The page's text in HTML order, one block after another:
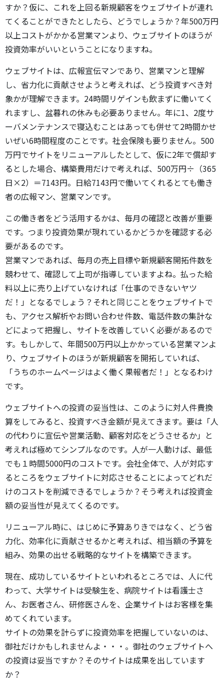
すか？仮に、これを上回る新規顧客をウェブサイトが連れ
てくることができたとしたら、どうでしょうか？年500万円
以上コストがかかる営業マンより、ウェブサイトのほうが
投資効率がいいということになりますね。
ウェブサイトは、広報宣伝マンであり、営業マンと理解
し、省力化に貢献させようと考えれば、どう投資すべき対
象かが理解できます。24時間リゲインも飲まずに働いてく
れますし、盆暮れの休みも必要ありません。年に1、2度サ
ーバメンテナンスで寝込むことはあっても併せて2時間かせ
いぜい6時間程度のことです。社会保険も要りません。500
万円でサイトをリニューアルしたとして、仮に2年で償却す
るとした場合、構築費用だけで考えれば、500万円÷（365
日×2）＝7143円。日給7143円で働いてくれるとても働き
者の広報マン、営業マンです。
この働き者をどう活用するかは、毎月の確認と改善が重要
です。つまり投資効果が現れているかどうかを確認する必
要があるのです。
営業マンであれば、毎月の売上目標や新規顧客開拓件数を
競わせて、確認して上司が指導していますよね。払った給
料以上に売り上げていなければ「仕事のできないヤツ
だ！」となるでしょう？それと同じことをウェブサイトで
も、アクセス解析やお問い合わせ件数、電話件数の集計な
どによって把握し、サイトを改善していく必要があるので
す。もしかして、年間500万円以上かかっている営業マンよ
り、ウェブサイトのほうが新規顧客を開拓していれば、
「うちのホームページはよく働く果報者だ！」となるわけ
です。
ウェブサイトへの投資の妥当性は、このように対人件費換
算をしてみると、投資すべき金額が見えてきます。要は「人
の代わりに宣伝や営業活動、顧客対応をどうさせるか」と
考えれば極めてシンプルなのです。人が一人動けば、最低
でも１時間5000円のコストです。会社全体で、人が対応す
るところをウェブサイトに対応させることによってどれだ
けのコストを削減できるでしょうか？そう考えれば投資金
額の妥当性が見えてくるのです。
リニューアル時に、はじめに予算ありきではなく、どう省
力化、効率化に貢献させるかと考えれば、相当額の予算を
組み、効果の出せる戦略的なサイトを構築できます。
現在、成功しているサイトといわれるところでは、人に代
わって、大学サイトは受験生を、病院サイトは看護士さ
ん、お医者さん、研修医さんを、企業サイトはお客様を集
めてくれています。
サイトの効果を計らずに投資効率を把握していないのは、
御社だけかもしれませんよ・・・。御社のウェブサイトへ
の投資は妥当ですか？そのサイトは成果を出しています
か？